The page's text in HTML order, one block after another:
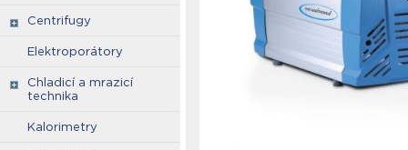
Centrifugy
Elektroporátory
Chladicí a mrazicí
technika
Kalorimetry